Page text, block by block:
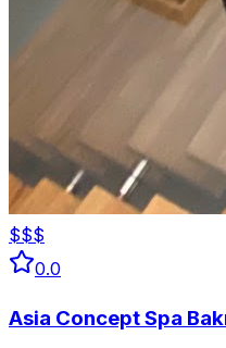
$$$
0.0
Asia Concept Spa